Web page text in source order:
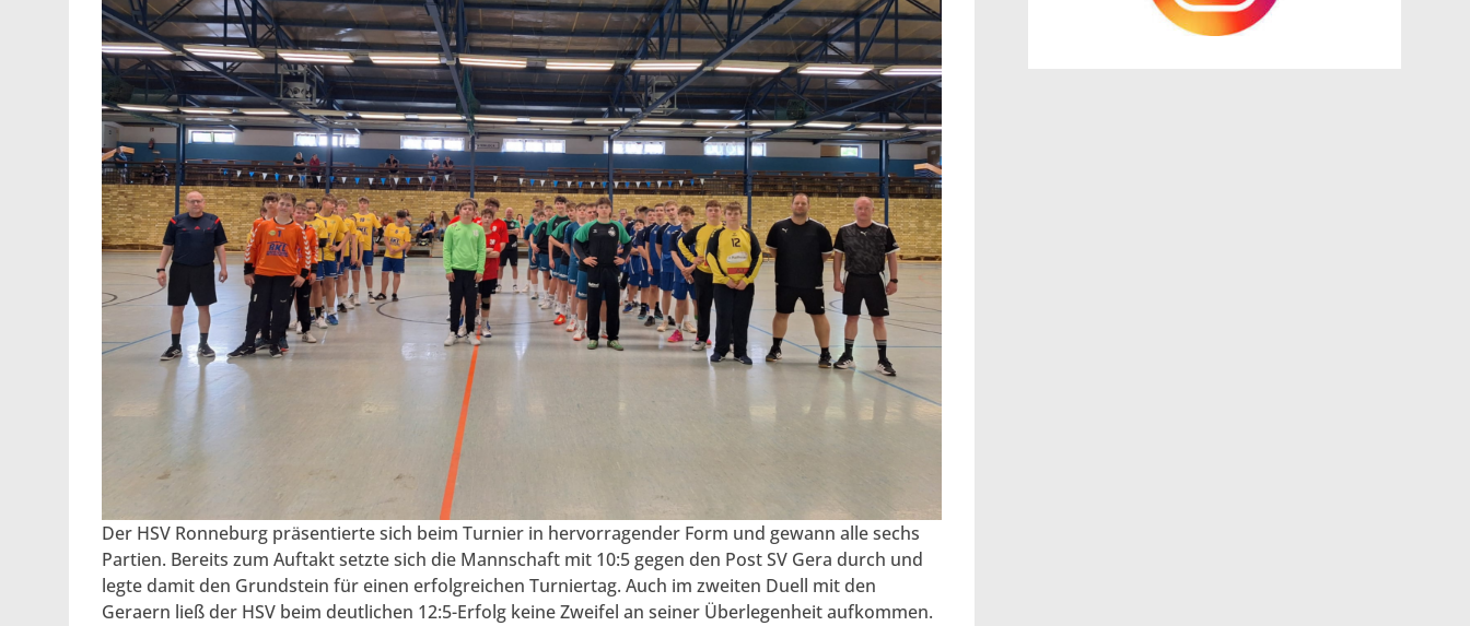
Der HSV Ronneburg präsentierte sich beim Turnier in hervorragender Form und gewann alle sechs
Partien. Bereits zum Auftakt setzte sich die Mannschaft mit 10:5 gegen den Post SV Gera durch und
legte damit den Grundstein für einen erfolgreichen Turniertag. Auch im zweiten Duell mit den
Geraern ließ der HSV beim deutlichen 12:5-Erfolg keine Zweifel an seiner Überlegenheit aufkommen.